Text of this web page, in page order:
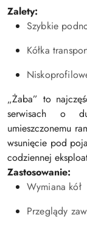
Zalety:
Szybkie
Kółka
„Żaba” to
serwisach o
umieszczonemu
wsunięcie pod
codziennej
Zastosowanie:
Wymiana kół
Przeglądy